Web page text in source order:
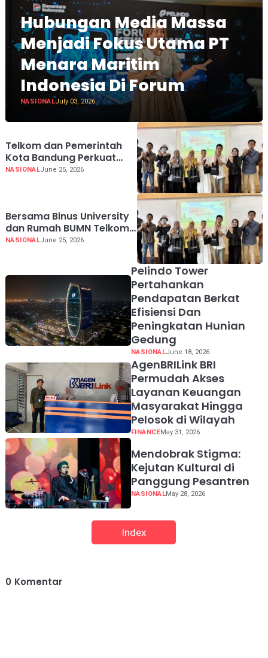
Hubungan Media Massa
Menjadi Fokus Utama PT
Menara Maritim
Indonesia Di Forum
NASIONALJuly 03, 2026
Telkom dan Pemerintah
Kota Bandung Perkuat
Daya Saing UMKM melalui
NASIONALJune 25, 2026
Bersama Binus University
dan Rumah BUMN Telkom
Perkuat Kapasitas UMKM
dan Strategi Penentuan
NASIONALJune 25, 2026
Pelindo Tower
Pertahankan
Pendapatan Berkat
Efisiensi Dan
Peningkatan Hunian
Gedung
NASIONALJune 18, 2026
AgenBRILink BRI
Permudah Akses
Layanan Keuangan
Masyarakat Hingga
Pelosok di Wilayah
FINANCEMay 31, 2026
Mendobrak Stigma:
Kejutan Kultural di
Panggung Pesantren
NASIONALMay 28, 2026
Index
0 Komentar